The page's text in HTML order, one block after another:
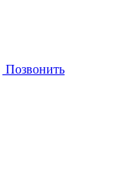
Позвонить